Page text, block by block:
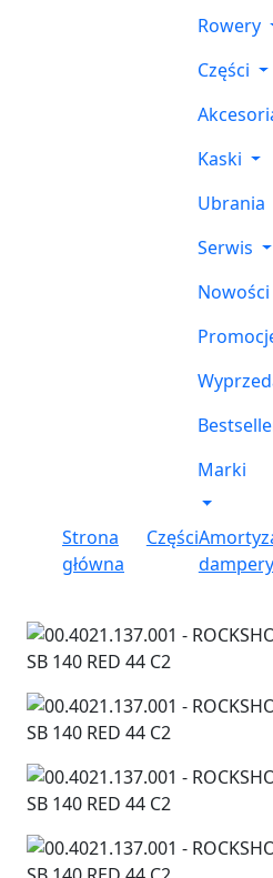
Rowery
Części
Kaski
Ubrania
Serwis
Nowości
Marki
Strona
główna
Części
dampery